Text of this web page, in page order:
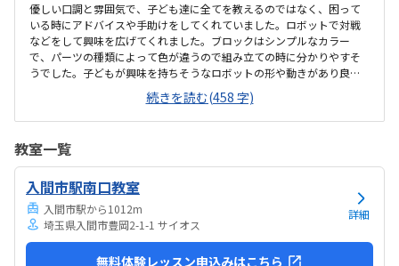
優しい口調と雰囲気で、子ども達に全てを教えるのではなく、困って
いる時にアドバイスや手助けをしてくれていました。ロボットで対戦
などをして興味を広げてくれました。ブロックはシンプルなカラー
で、パーツの種類によって色が違うので組み立ての時に分かりやすそ
うでした。子どもが興味を持ちそうなロボットの形や動きがあり良か
ったです。駐車場は停めやすく、分かりやすい場所にあるので助かり
ます。近くに別の施設もあるので、習ってない兄弟が過ごしやすいと
思いました。教室はシンプルで余計なものが置いてないので集中でき
したりできるのは助かります。料金は今の物価で考えれば高いとは思
いませんが、子どもの成長具合で判断すると思います。子どもが自発
的にどんどん作り進めていったのには正直驚きました。最初からたく
さんあれこれ説明されずブロックを触らせてもらったの...
続きを読む(458 字)
教室一覧
入間市駅南口教室
入間市駅から1012m
埼玉県入間市豊岡2-1-1 サイオス
詳細
無料体験レッスン申込みはこちら